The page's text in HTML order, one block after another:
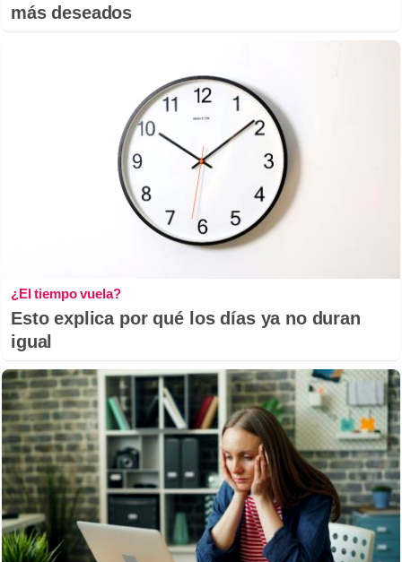
más deseados
¿El tiempo vuela?
Esto explica por qué los días ya no duran
igual